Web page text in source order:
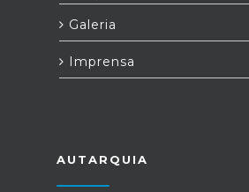
Galeria
Imprensa
AUTARQUIA